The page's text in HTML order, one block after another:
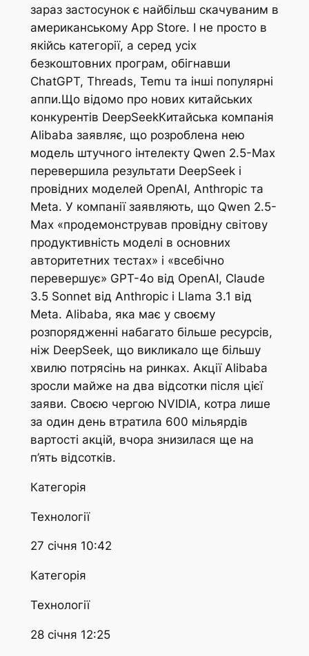
зараз застосунок є найбільш скачуваним в
американському App Store. І не просто в
якійсь категорії, а серед усіх
безкоштовних програм, обігнавши
ChatGPT, Threads, Temu та інші популярні
аппи.Що відомо про нових китайських
конкурентів DeepSeekКитайська компанія
Alibaba заявляє, що розроблена нею
модель штучного інтелекту Qwen 2.5-Max
перевершила результати DeepSeek і
провідних моделей OpenAI, Anthropic та
Meta. У компанії заявляють, що Qwen 2.5-
Max «продемонстрував провідну світову
продуктивність моделі в основних
авторитетних тестах» і «всебічно
перевершує» GPT-4o від OpenAI, Claude
3.5 Sonnet від Anthropic і Llama 3.1 від
Meta. Alibaba, яка має у своєму
розпорядженні набагато більше ресурсів,
ніж DeepSeek, що викликало ще більшу
хвилю потрясінь на ринках. Акції Alibaba
зросли майже на два відсотки після цієї
заяви. Своєю чергою NVIDIA, котра лише
за один день втратила 600 мільярдів
вартості акцій, вчора знизилася ще на
п’ять відсотків.
Категорія
Технології
27 січня 10:42
Категорія
Технології
28 січня 12:25